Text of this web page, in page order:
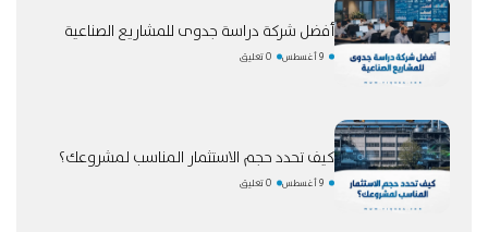
أفضل شركة دراسة جدوى للمشاريع الصناعية
9 أغسطس 0 تعليق
كيف تحدد حجم الاستثمار المناسب لمشروعك؟
9 أغسطس 0 تعليق